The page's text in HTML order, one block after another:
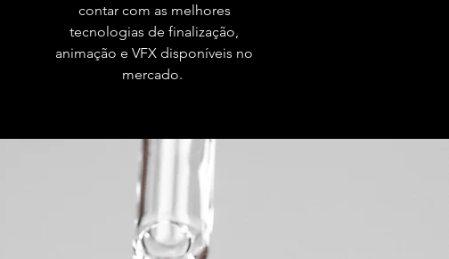
contar com as melhores
tecnologias de finalização,
animação e VFX disponíveis no
mercado.